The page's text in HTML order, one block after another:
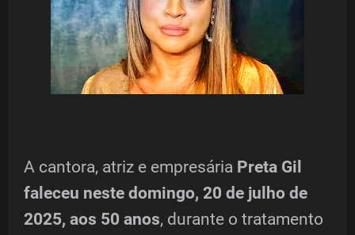
A cantora, atriz e empresária Preta Gil
faleceu neste domingo, 20 de julho de
2025, aos 50 anos, durante o tratamento